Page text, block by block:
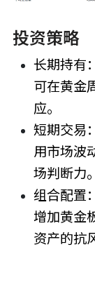
投资策略
长期持有
可在黄金
应。
短期交易
用市场波
场判断力。
组合配置
增加黄金
资产的抗